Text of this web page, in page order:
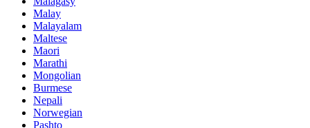
Malay
Malayalam
Maltese
Maori
Marathi
Mongolian
Burmese
Nepali
Norwegian
Pashto